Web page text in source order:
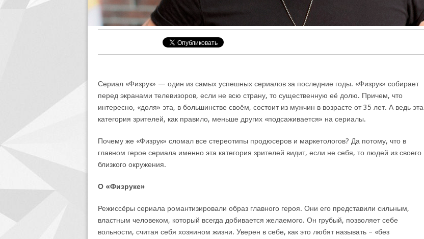
Сериал «Физрук» — один из самых успешных сериалов за последние годы. «Физрук» собирает
перед экранами телевизоров, если не всю страну, то существенную её долю. Причем, что
интересно, «доля» эта, в большинстве своём, состоит из мужчин в возрасте от 35 лет. А ведь эта
категория зрителей, как правило, меньше других «подсаживается» на сериалы.
Почему же «Физрук» сломал все стереотипы продюсеров и маркетологов? Да потому, что в
главном герое сериала именно эта категория зрителей видит, если не себя, то людей из своего
близкого окружения.
О «Физруке»
Режиссёры сериала романтизировали образ главного героя. Они его представили сильным,
властным человеком, который всегда добивается желаемого. Он грубый, позволяет себе
вольности, считая себя хозяином жизни. Уверен в себе, как это любят называть – «без